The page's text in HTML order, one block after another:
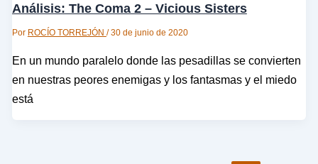
Análisis: The Coma 2 – Vicious Sisters
Por ROCÍO TORREJÓN /30 de junio de 2020
En un mundo paralelo donde las pesadillas se convierten
en nuestras peores enemigas y los fantasmas y el miedo
está